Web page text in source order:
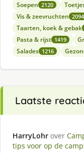
Soepen 2120
Vis & zeevruchten 2094
Taarten, koek & gebak
Pasta & rijst 1419
Salades 1216
Laatste
HarryLohr over
tips voor op de